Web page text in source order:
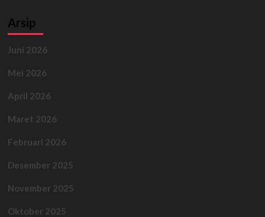
Arsip
Juni 2026
Mei 2026
April 2026
Maret 2026
Februari 2026
Desember 2025
November 2025
Oktober 2025